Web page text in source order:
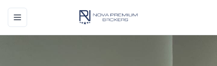
Toggle navigation menu